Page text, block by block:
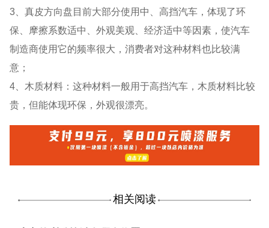
3、真皮方向盘目前大部分使用中、高挡汽车，体现了环
保、摩擦系数适中、外观美观、经济适中等因素，使汽车
制造商使用它的频率很大，消费者对这种材料也比较满
意；
4、木质材料：这种材料一般用于高挡汽车，木质材料比较
贵，但能体现环保，外观很漂亮。
相关阅读